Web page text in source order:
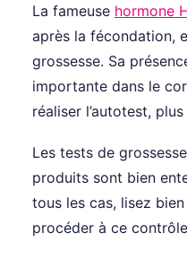
La fameuse hormone
après la fécondation,
grossesse. Sa
importante dans le
réaliser l’autotest,
Les tests de
produits sont bien
tous les cas, lisez
procéder à ce